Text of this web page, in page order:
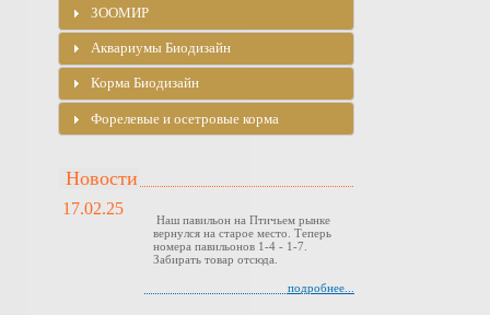
ЗООМИР
Аквариумы Биодизайн
Корма Биодизайн
Форелевые и осетровые корма
Новости
17.02.25
Наш павильон на Птичьем рынке
вернулся на старое место. Теперь
номера павильонов 1-4 - 1-7.
Забирать товар отсюда.
подробнее...